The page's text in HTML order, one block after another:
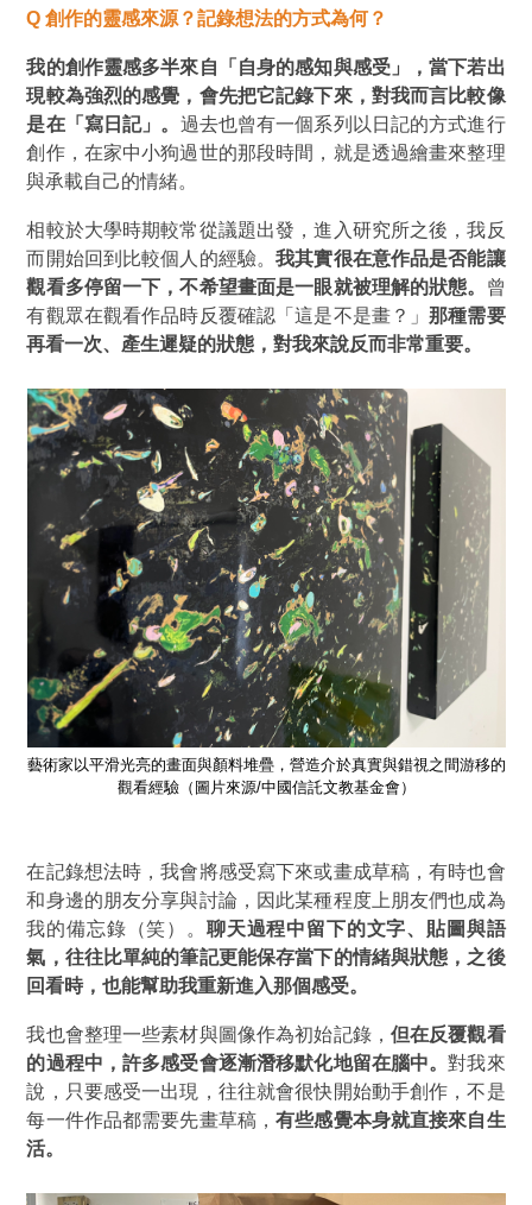
Q創作的靈感來源？記錄想法的方式為何？
我的創作靈感多半來自 「 自身的感知與感受」，當下若出
現較為強烈的感覺，會先把它記錄下來，對我而言比較像
是在「寫日記」 。 過去也曾有一個系列以日記的方式進行
創作，在家中小狗過世的那段時間，就是透過繪畫來整理
與承載自己的情緒。
相較於大學時期較常從議題出發，進入研究所之後，我反
而開始回到比較個人的經驗。我其實很在意作品是否能讓
觀看多停留一下，不希望畫面是一眼就被理解的狀態。 曾
有觀眾在觀看作品時反覆確認「這是不是畫？」那種需要
再看一次、產生遲疑的狀態，對我來說反而非常重要。
藝術家以平滑光亮的畫面與顏料堆疊，營造介於真實與錯視之間游移的
觀看經驗（圖片來源/中國信託文教基金會）
在記錄想法時，我會將感受寫下來或畫成草稿，有時也會
和身邊的朋友分享與討論，因此某種程度上朋友們也成為
我的備忘錄（笑）。 聊天過程中留下的文字、貼圖與語
氣，往往比單純的筆記更能保存當下的情緒與狀態，之後
回看時，也能幫助我重新進入那個感受。
我也會整理一些素材與圖像作為初始記錄， 但在反覆觀看
的過程中，許多感受會逐漸潛移默化地留在腦中。對我來
說，只要感受一出現，往往就會很快開始動手創作，不是
每一件作品都需要先畫草稿，有些感覺本身就直接來自生
活。